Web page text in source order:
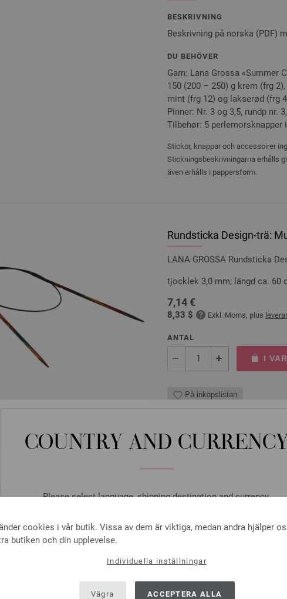
COUNTRY AND CURRENCY
Please select language, shipping destination and currency.
SHIPPING TO
USA - The United States of America
cookies i vår butik. Vissa av dem är viktiga, medan andra hjälper
butiken och din upplevelse.
Individuella inställningar
Vägra ACCEPTERA ALLA
BESKRIVNING
Beskrivning på norska (PDF)
DU BEHÖVER
Garn: Lana Grossa «Summer
150 (200 – 250) g krem (frg
mint (frg 12) og lakserød (frg
Pinner: Nr. 3 og 3,5, rundp nr.
Tilbehør: 5 perlemorsknapper
Stickor, knappar och accessoirer
Stickningsbeskrivningarna erhålls
även erhålls i pappersform.
Rundsticka Design-trä:
LANA GROSSA Rundsticka
tjocklek 3,0 mm; längd ca. 60
7,14 €
8,33 $ Exkl. Moms, plus
ANTAL
I
På inköpslistan
Rundsticka Design-trä:
LANA GROSSA Rundsticka
tjocklek 3,0 mm; längd ca. 80
7,14 €
8,33 $ Exkl. Moms, plus
ANTAL